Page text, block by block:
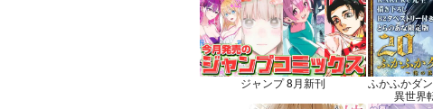
ジャンプ 8月新刊
ふかふかダ
異世界